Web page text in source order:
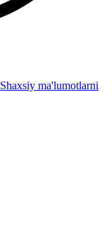
Shaxsiy ma'lumotlarni